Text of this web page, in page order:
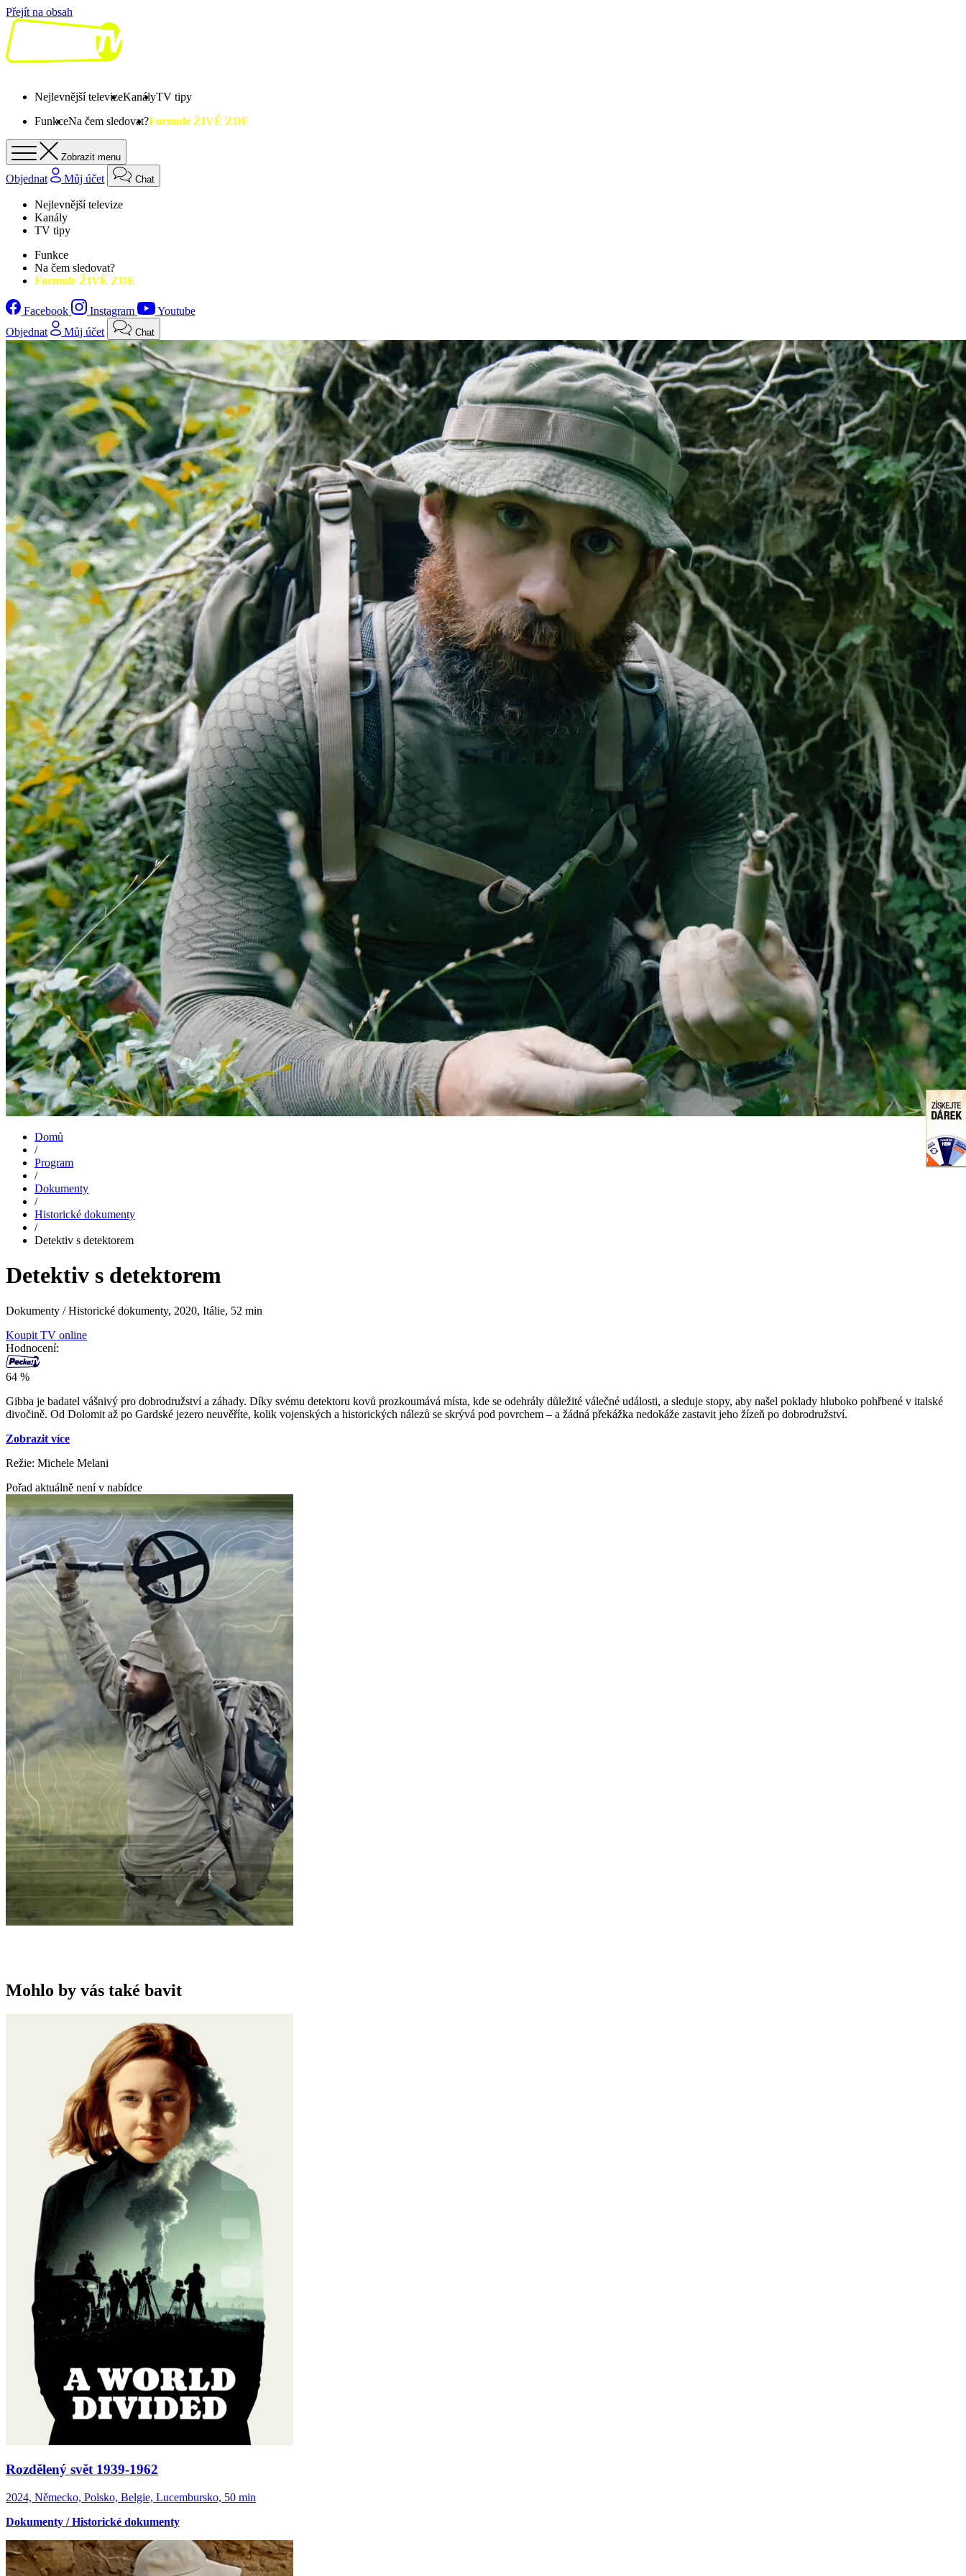
Přejít na obsah
Nejlevnější televizeKanályTV tipy
FunkceNa čem sledovat?Formule ŽIVĚ ZDE
Zobrazit menu
Objednat Můj účet Chat
Nejlevnější televize
Kanály
TV tipy
Funkce
Na čem sledovat?
Formule ŽIVĚ ZDE
Facebook Instagram
Youtube
Objednat
Můj účet Chat
Domů
/
Program
/
Dokumenty
/
Historické dokumenty
/
Detektiv s detektorem
Detektiv s detektorem
Dokumenty / Historické dokumenty, 2020, Itálie, 52 min
Koupit TV online
Hodnocení:
64 %
Gibba je badatel vášnivý pro dobrodružství a záhady. Díky svému detektoru kovů prozkoumává místa, kde se odehrály důležité válečné události, a sleduje stopy, aby našel poklady hluboko pohřbené v italské
divočině. Od Dolomit až po Gardské jezero neuvěříte, kolik vojenských a historických nálezů se skrývá pod povrchem – a žádná překážka nedokáže zastavit jeho žízeň po dobrodružství.
Zobrazit více
Režie: Michele Melani
Pořad aktuálně není v nabídce
Mohlo by vás také bavit
Rozdělený svět 1939-1962
2024, Německo, Polsko, Belgie, Lucembursko, 50 min
Dokumenty / Historické dokumenty